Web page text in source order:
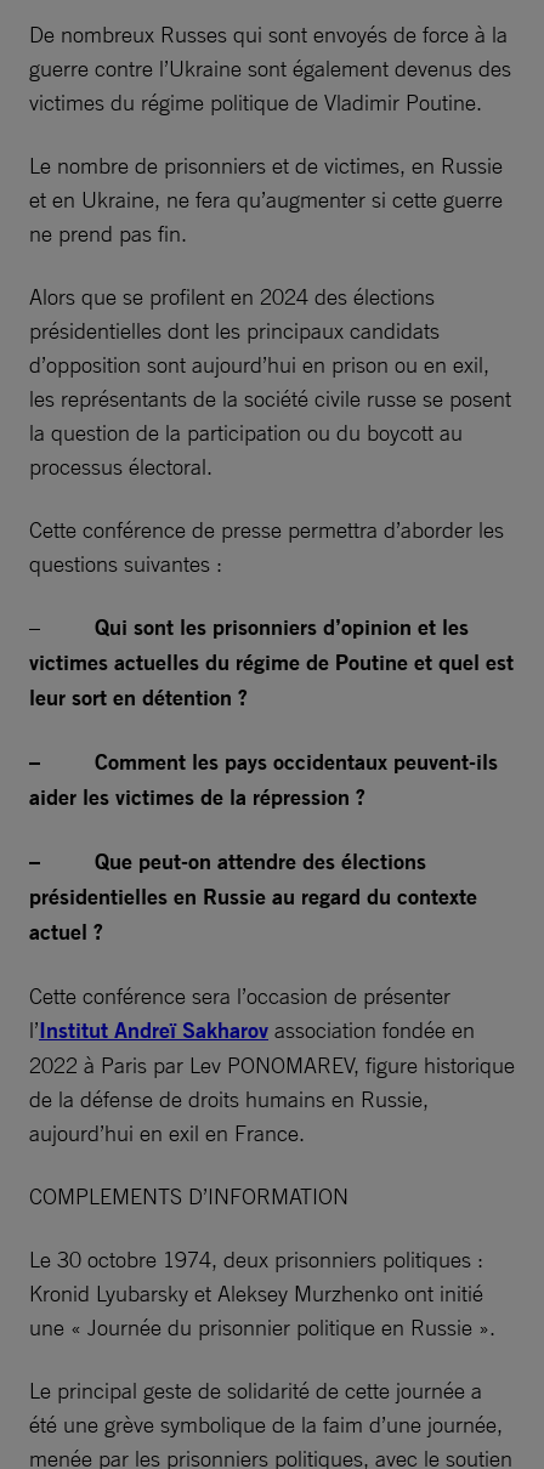
De nombreux Russes qui sont envoyés de force à la
guerre contre l’Ukraine sont également devenus des
victimes du régime politique de Vladimir Poutine.
Le nombre de prisonniers et de victimes, en Russie
et en Ukraine, ne fera qu’augmenter si cette guerre
ne prend pas fin.
Alors que se profilent en 2024 des élections
présidentielles dont les principaux candidats
d’opposition sont aujourd’hui en prison ou en exil,
les représentants de la société civile russe se posent
la question de la participation ou du boycott au
processus électoral.
Cette conférence de presse permettra d’aborder les
questions suivantes :
– Qui sont les prisonniers d’opinion et les
victimes actuelles du régime de Poutine et quel est
leur sort en détention ?
– Comment les pays occidentaux peuvent-ils
aider les victimes de la répression ?
– Que peut-on attendre des élections
présidentielles en Russie au regard du contexte
actuel ?
Cette conférence sera l’occasion de présenter
l’Institut Andreï Sakharov association fondée en
2022 à Paris par Lev PONOMAREV, figure historique
de la défense de droits humains en Russie,
aujourd’hui en exil en France.
COMPLEMENTS D’INFORMATION
Le 30 octobre 1974, deux prisonniers politiques :
Kronid Lyubarsky et Aleksey Murzhenko ont initié
une « Journée du prisonnier politique en Russie ».
Le principal geste de solidarité de cette journée a
été une grève symbolique de la faim d’une journée,
menée par les prisonniers politiques, avec le soutien